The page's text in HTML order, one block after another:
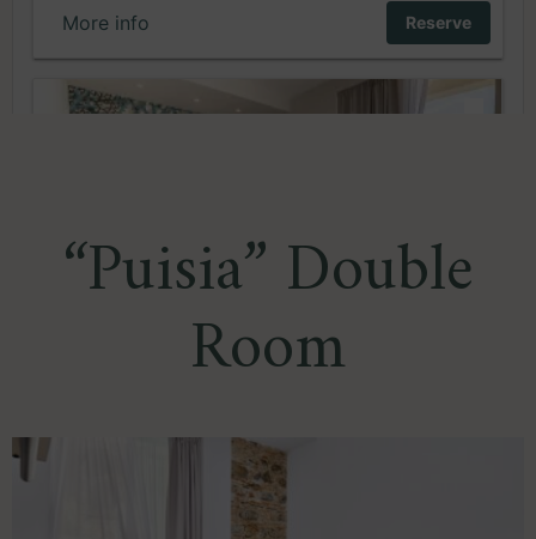
“Puisia” Double
Room